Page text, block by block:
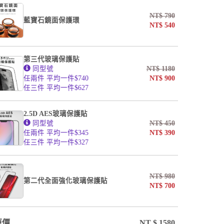
/ undefined
藍寶石鏡面保護環
NT$790
NT$ 540
第三代玻璃保護貼
同型號
任兩件 平均一件$740
任三件 平均一件$627
NT$1180
NT$ 900
2.5D AES玻璃保護貼
同型號
任兩件 平均一件$345
任三件 平均一件$327
NT$450
NT$ 390
第二代全面強化玻璃保護貼
NT$980
NT$ 700